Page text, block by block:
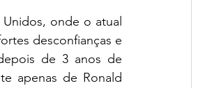
onde o atual
desconfianças e
de 3 anos de
apenas de Ronald